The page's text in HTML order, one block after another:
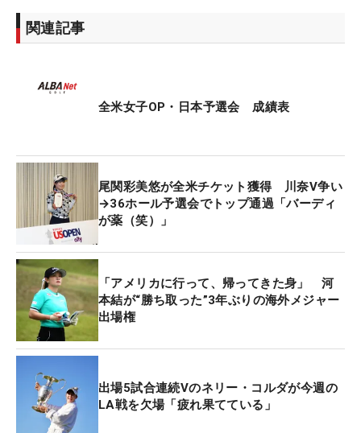
関連記事
全米女子OP・日本予選会 成績表
尾関彩美悠が全米チケット獲得 川奈V争い
→36ホール予選会でトップ通過「バーディ
が薬（笑）」
「アメリカに行って、帰ってきた身」 河
本結が“勝ち取った”3年ぶりの海外メジャー
出場権
出場5試合連続Vのネリー・コルダが今週の
LA戦を欠場「疲れ果てている」